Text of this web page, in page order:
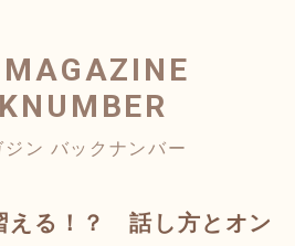
ジン バックナンバー
える！？ 話し方とオン